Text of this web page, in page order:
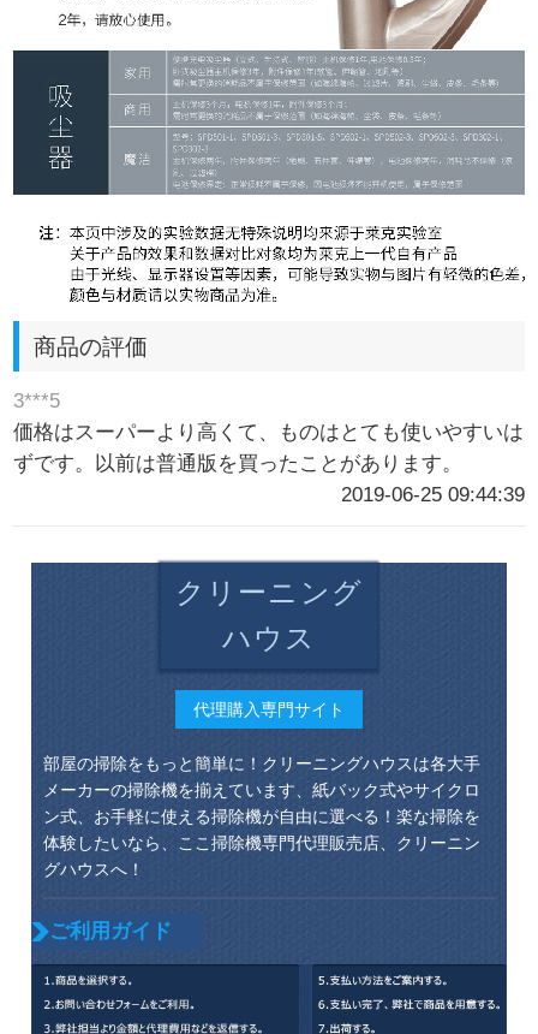
商品の評価
3***5
価格はスーパーより高くて、ものはとても使いやすいは
ずです。以前は普通版を買ったことがあります。
2019-06-25 09:44:39
クリーニング
ハウス
代理購入専門サイト
部屋の掃除をもっと簡単に！クリーニングハウスは各大手
メーカーの掃除機を揃えています、紙バック式やサイクロ
ン式、お手軽に使える掃除機が自由に選べる！楽な掃除を
体験したいなら、ここ掃除機専門代理販売店、クリーニン
グハウスへ！
ご利用ガイド